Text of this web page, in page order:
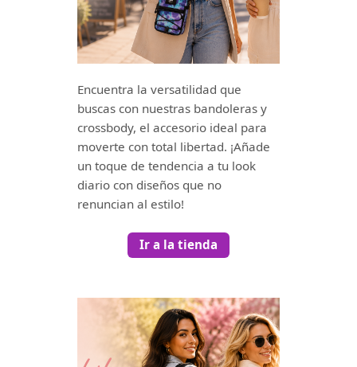
Encuentra la versatilidad que
buscas con nuestras bandoleras y
crossbody, el accesorio ideal para
moverte con total libertad. ¡Añade
un toque de tendencia a tu look
diario con diseños que no
renuncian al estilo!
Ir a la tienda